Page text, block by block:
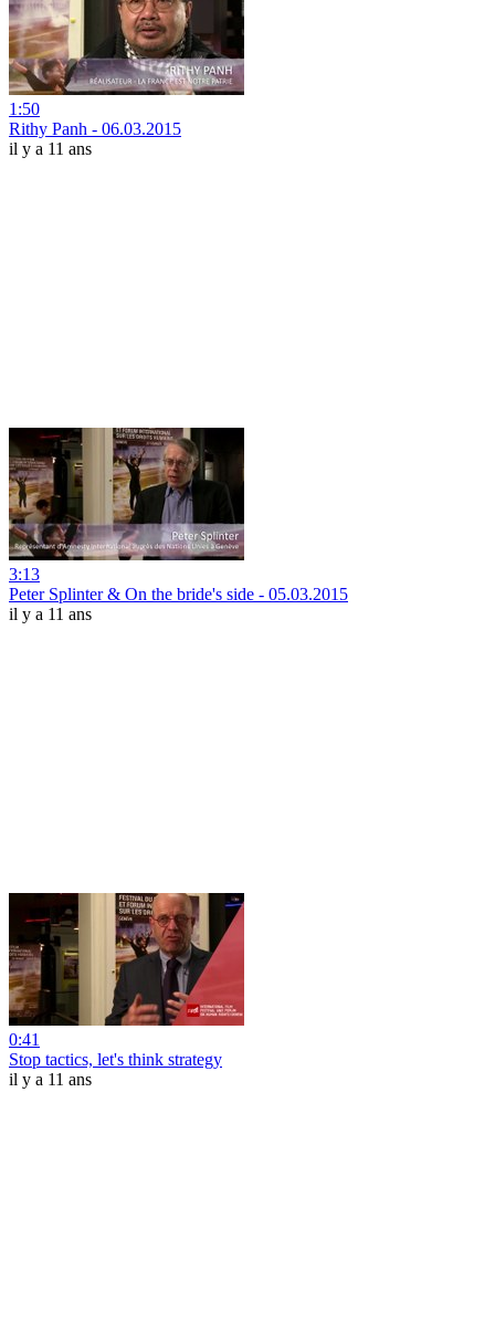
1:50
Rithy Panh - 06.03.2015
il y a 11 ans
3:13
Peter Splinter & On the bride's side - 05.03.2015
il y a 11 ans
0:41
Stop tactics, let's think strategy
il y a 11 ans